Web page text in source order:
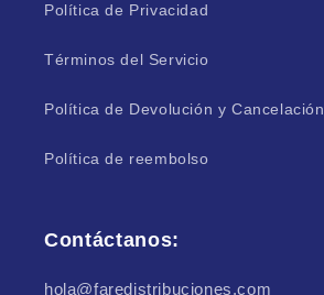
Política de Privacidad
Términos del Servicio
Política de Devolución y Cancelación
Política de reembolso
Contáctanos:
hola@faredistribuciones.com